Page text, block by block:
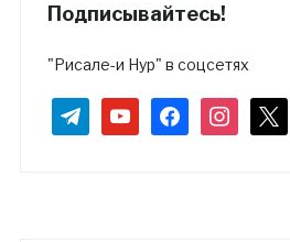
Подписывайтесь!
"Рисале-и Нур" в соцсетях
telegramyoutubefacebookinstagram